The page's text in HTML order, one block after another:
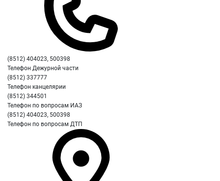
(8512) 404023, 500398
Телефон Дежурной части
(8512) 337777
Телефон канцелярии
(8512) 344501
Телефон по вопросам ИАЗ
(8512) 404023, 500398
Телефон по вопросам ДТП